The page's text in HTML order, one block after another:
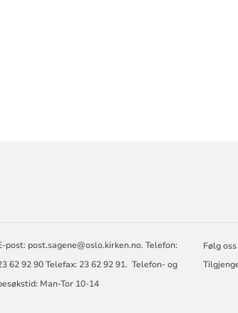
post: post.sagene@oslo.kirken.no. Telefon:
62 92 90 Telefax: 23 62 92 91. Telefon- og
Man-Tor 10-14
Følg